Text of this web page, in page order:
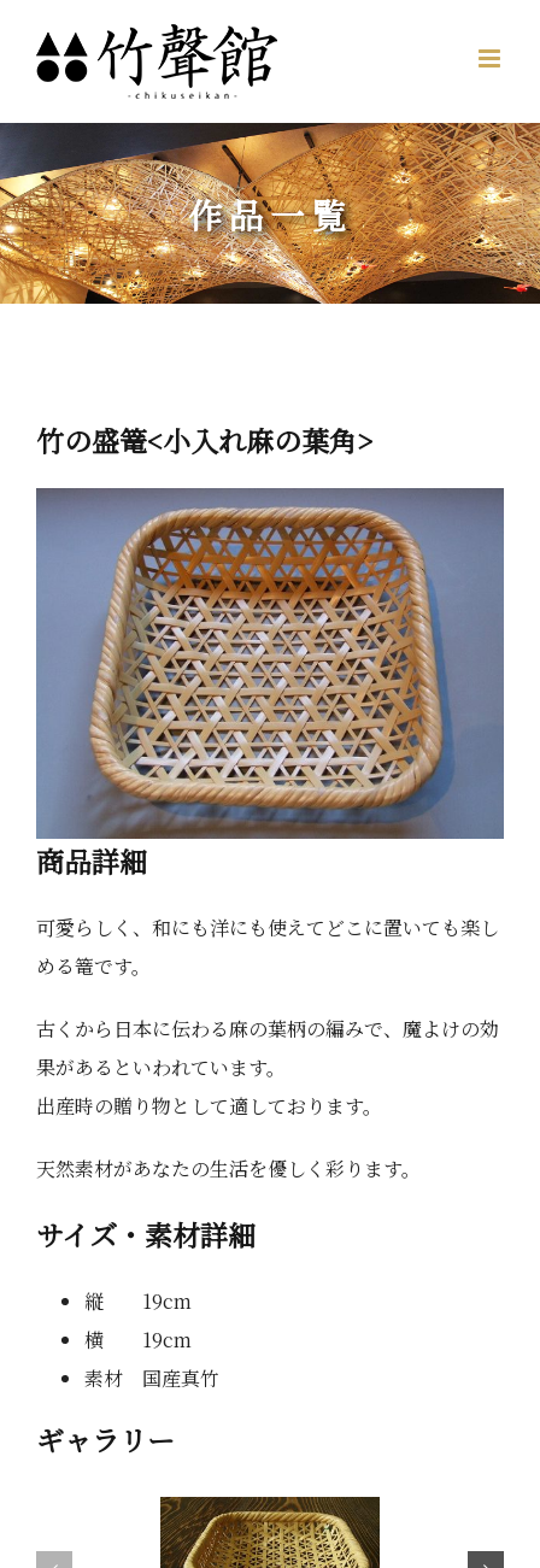
作品一覧
竹の盛篭<小入れ麻の葉角>
商品詳細
可愛らしく、和にも洋にも使えてどこに置いても楽し
める篭です。
古くから日本に伝わる麻の葉柄の編みで、魔よけの効
果があるといわれています。
出産時の贈り物として適しております。
天然素材があなたの生活を優しく彩ります。
サイズ・素材詳細
縦 19cm
横 19cm
素材 国産真竹
ギャラリー